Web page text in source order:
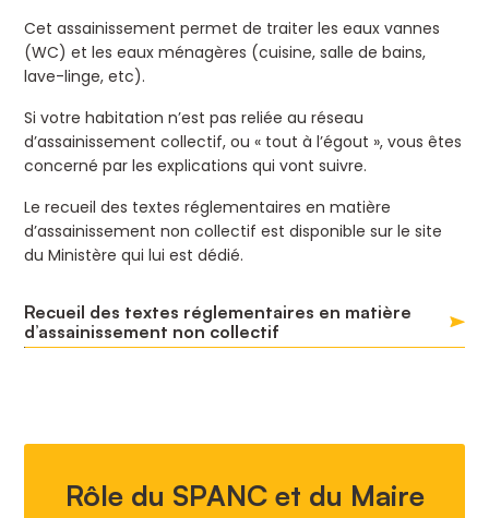
Cet assainissement permet de traiter les eaux vannes
(WC) et les eaux ménagères (cuisine, salle de bains,
lave-linge, etc).
Si votre habitation n’est pas reliée au réseau
d’assainissement collectif, ou « tout à l’égout », vous êtes
concerné par les explications qui vont suivre.
Le recueil des textes réglementaires en matière
d’assainissement non collectif est disponible sur le site
du Ministère qui lui est dédié.
Recueil des textes réglementaires en matière
d’assainissement non collectif
Rôle du SPANC et du Maire